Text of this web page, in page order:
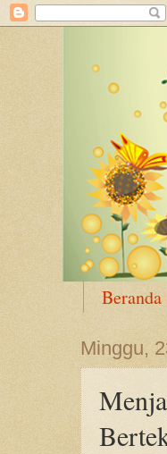
Beranda
Minggu,